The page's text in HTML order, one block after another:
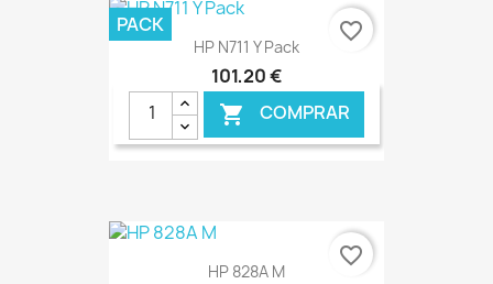
€ ONLINE
HP N711 Y Pack
101,20 €
 COMPRAR
€ ONLINE
PACK favorite_border
HP 828A M
favorite_border